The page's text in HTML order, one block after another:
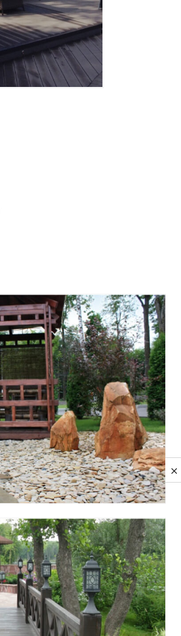
Privacy notice